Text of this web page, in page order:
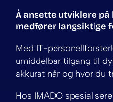
Å ansette utviklere på
medfører langsiktige
Med IT-
umiddelbar tilgang til
akkurat når og hvor du
Hos IMADO